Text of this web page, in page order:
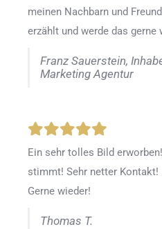
meinen Nachbarn und
erzählt und werde das gerne
Franz Sauerstein,
Marketing Agentur
Ein sehr tolles Bild
stimmt! Sehr netter
Gerne wieder!
Thomas T.